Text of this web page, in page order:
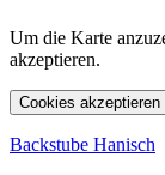
Um die Karte
akzeptieren.
Cookies akzeptieren
Backstube Hanisch